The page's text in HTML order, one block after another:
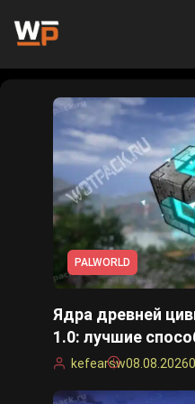
Новости
Новости Genshin
Новости Honkai:
Новости Zenless
Genshin Impact
Honkai: Star Rail
Neverness to
Gothic 1 Remake
Билды
Билды Genshin
Билды Honkai: Star
Билды Zenless
Билды Neverness to
Интересное
Рейтинги
Аниме
Фильмы и сериалы
PALWORLD
Ядра древней
1.0: лучшие
kefearsw08.08.20260